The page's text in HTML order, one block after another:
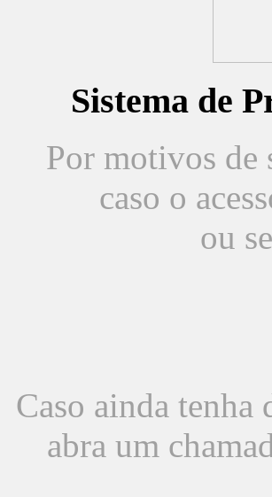
Sistema de
Por motivos de
caso o
ou
Caso ainda tenha
abra um